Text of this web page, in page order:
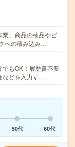
業、商品の検品やピ
への積み込み…
もOK！履歴書不要
などを入力す…
50代 60代